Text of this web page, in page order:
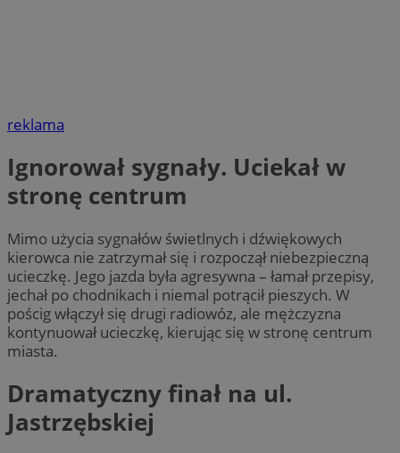
reklama
Ignorował sygnały. Uciekał w
stronę centrum
Mimo użycia sygnałów świetlnych i dźwiękowych
kierowca nie zatrzymał się i rozpoczął niebezpieczną
ucieczkę. Jego jazda była agresywna – łamał przepisy,
jechał po chodnikach i niemal potrącił pieszych. W
pościg włączył się drugi radiowóz, ale mężczyzna
kontynuował ucieczkę, kierując się w stronę centrum
miasta.
Dramatyczny finał na ul.
Jastrzębskiej